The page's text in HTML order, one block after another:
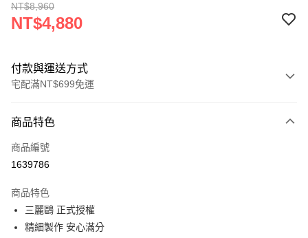
NT$8,960
NT$4,880
付款與運送方式
宅配滿NT$699免運
信用卡一次付款
LINE Pay
街口支付
悠遊付
商品特色
商品編號
1639786
商品特色
三麗鷗 正式授權
精細製作 安心滿分